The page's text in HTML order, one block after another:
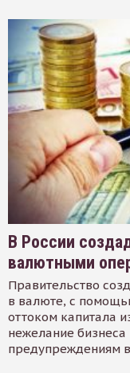
В России
валютными
Правительство
в валюте, с
оттоком капитала
нежелание
предупреждениям